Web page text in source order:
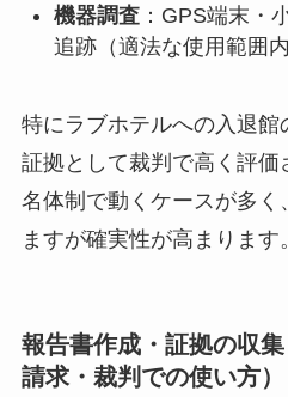
機器調査：GPS端末・
追跡（適法な使用範囲内
特にラブホテルへの入退
証拠として裁判で高く評
名体制で動くケースが多く
ますが確実性が高まります。
報告書作成・証拠の収
請求・裁判での使い方）